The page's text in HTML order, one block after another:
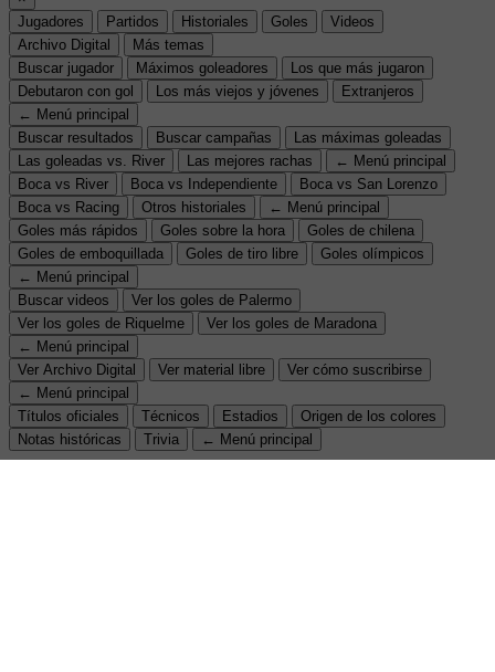
Jugadores
Partidos Historiales Goles
Videos
Archivo Digital
Más temas
Buscar jugador
Máximos goleadores
Los que más jugaron
Debutaron con gol
Los más viejos y jóvenes
Extranjeros
← Menú principal
Buscar resultados
Buscar campañas
Las máximas goleadas
Las goleadas vs. River
Las mejores rachas
← Menú principal
Boca vs River
Boca vs Independiente
Boca vs San Lorenzo
Boca vs Racing
Otros historiales
← Menú principal
Goles más rápidos
Goles sobre la hora
Goles de chilena
Goles de emboquillada
Goles de tiro libre
Goles olímpicos
← Menú principal
Buscar videos
Ver los goles de Palermo
Ver los goles de Riquelme
Ver los goles de Maradona
← Menú principal
Ver Archivo Digital
Ver material libre
Ver cómo suscribirse
← Menú principal
Títulos oficiales
Técnicos Estadios
Origen de los colores
Notas históricas
Trivia ← Menú principal